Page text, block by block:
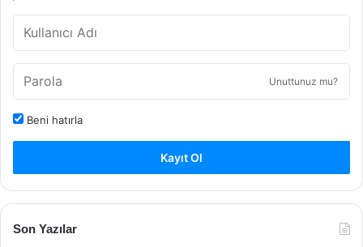
Unuttunuz mu?
Beni hatırla
Kayıt Ol
Son Yazılar